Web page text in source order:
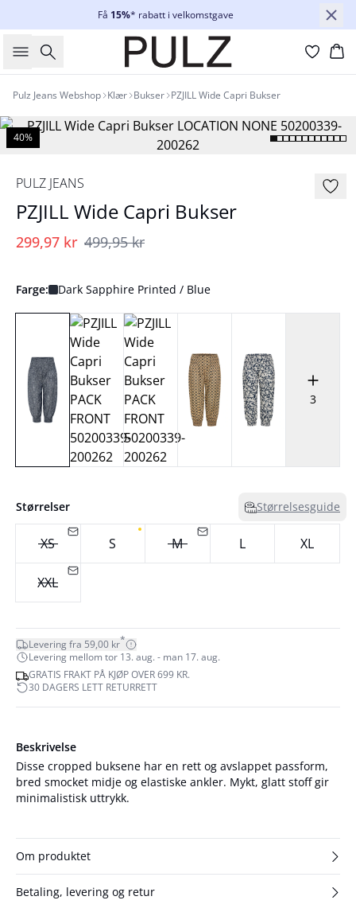
Få 15%* rabatt i velkomstgave
Søk
Pulz Jeans Webshop Klær Bukser PZJILL Wide Capri Bukser
40%
PULZ JEANS
PZJILL Wide Capri Bukser
299,97 kr 499,95 kr
Farge: Dark Sapphire Printed / Blue
3
Størrelser Størrelsesguide
XS S M L XL
XXL
Levering fra 59,00 kr*
Levering mellom tor 13. aug. - man 17. aug.
GRATIS FRAKT PÅ KJØP OVER 699 KR.
30 DAGERS LETT RETURRETT
Beskrivelse
Disse cropped buksene har en rett og avslappet passform,
bred smocket midje og elastiske ankler. Mykt, glatt stoff gir
minimalistisk uttrykk.
Om produktet
Betaling, levering og retur